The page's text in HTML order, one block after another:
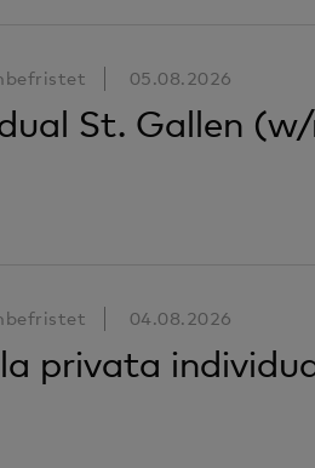
05.08.2026
St. Gallen
04.08.2026
privata